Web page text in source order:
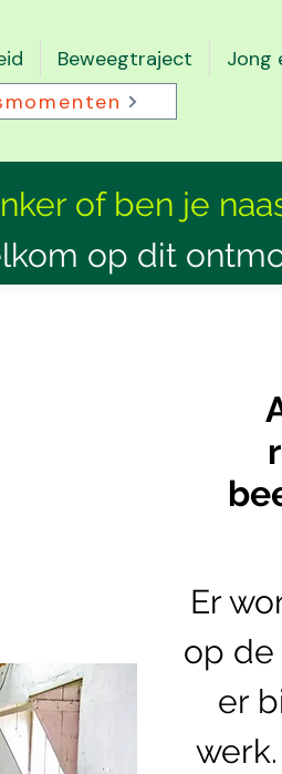
Beweegtraject Jong
of ben je
op dit
Er
op de
er